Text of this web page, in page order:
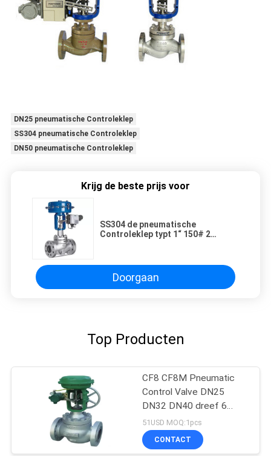
DN25 pneumatische Controleklep
SS304 pneumatische Controleklep
DN50 pneumatische Controleklep
Krijg de beste prijs voor
SS304 de pneumatische
Controleklep typt 1“ 150# 2
Doorgaan
Top Producten
CF8 CF8M Pneumatic
Control Valve DN25
DN32 DN40 dreef 6
duim 8 duimflens
51USD MOQ:1pcs
CONTACT